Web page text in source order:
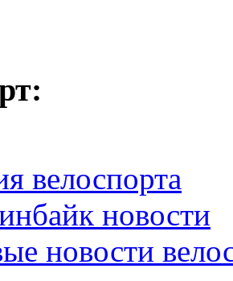
велоспорта
новости
новости